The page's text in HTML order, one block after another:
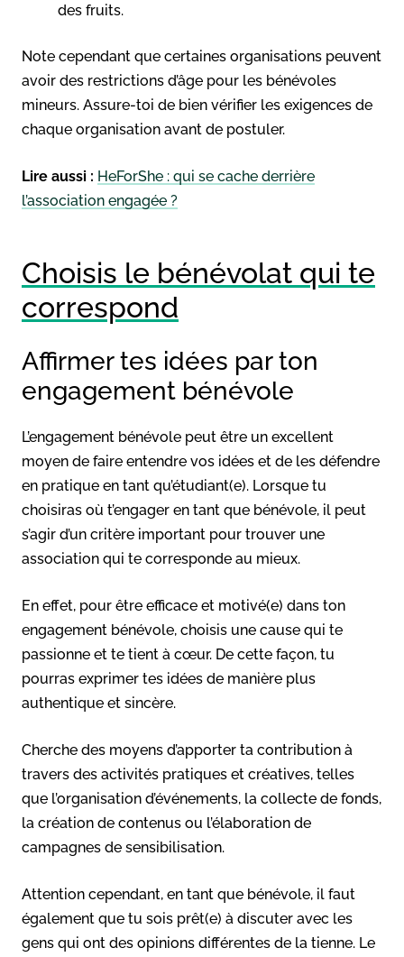
des fruits.
Note cependant que certaines organisations peuvent
avoir des restrictions d’âge pour les bénévoles
mineurs. Assure-toi de bien vérifier les exigences de
chaque organisation avant de postuler.
Lire aussi : HeForShe : qui se cache derrière
l’association engagée ?
Choisis le bénévolat qui te
correspond
Affirmer tes idées par ton
engagement bénévole
L’engagement bénévole peut être un excellent
moyen de faire entendre vos idées et de les défendre
en pratique en tant qu’étudiant(e). Lorsque tu
choisiras où t’engager en tant que bénévole, il peut
s’agir d’un critère important pour trouver une
association qui te corresponde au mieux.
En effet, pour être efficace et motivé(e) dans ton
engagement bénévole, choisis une cause qui te
passionne et te tient à cœur. De cette façon, tu
pourras exprimer tes idées de manière plus
authentique et sincère.
Cherche des moyens d’apporter ta contribution à
travers des activités pratiques et créatives, telles
que l’organisation d’événements, la collecte de fonds,
la création de contenus ou l’élaboration de
campagnes de sensibilisation.
Attention cependant, en tant que bénévole, il faut
également que tu sois prêt(e) à discuter avec les
gens qui ont des opinions différentes de la tienne. Le